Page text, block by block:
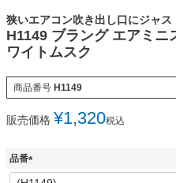
狭いエアコン吹き出し口にジャス
H1149 ブラング エアミ
ワイトムスク
商品番号 H1149
販売価格 ¥1,320税込
品番
(